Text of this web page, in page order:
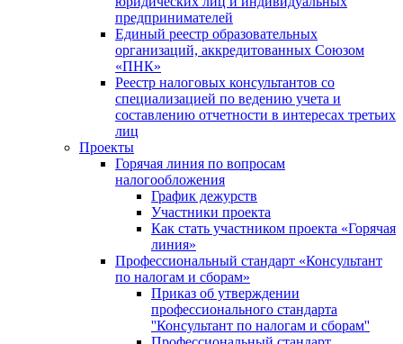
предпринимателей
Единый реестр образовательных
организаций, аккредитованных Союзом
«ПНК»
Реестр налоговых консультантов со
специализацией по ведению учета и
составлению отчетности в интересах третьих
лиц
Проекты
Горячая линия по вопросам
налогообложения
График дежурств
Участники проекта
Как стать участником проекта «Горячая
линия»
Профессиональный стандарт «Консультант
по налогам и сборам»
Приказ об утверждении
профессионального стандарта
''Консультант по налогам и сборам''